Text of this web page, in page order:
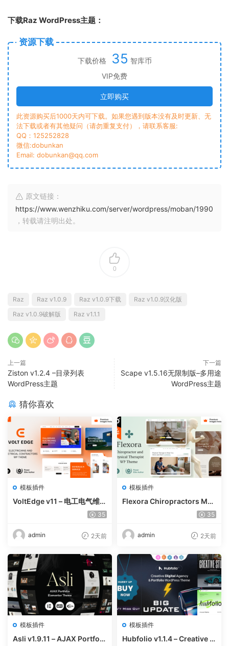
下载Raz WordPress主题：
资源下载
下载价格 35 智库币
VIP免费
立即购买
此资源购买后1000天内可下载。如果您遇到版本没有及时更新、无
法下载或者有其他疑问（请勿重复支付），请联系客服:
QQ：125252828
微信:dobunkan
Email: dobunkan@qq.com
原文链接：
https://www.wenzhiku.com/server/wordpress/moban/1990
，转载请注明出处。
0
Raz Raz v1.0.9 Raz v1.0.9下载
Raz v1.0.9汉化版
Raz v1.0.9破解版
Raz v1.1.1
上一篇
Ziston v1.2.4 –目录列表
WordPress主题
下一篇
Scape v1.5.16无限制版–多用途
WordPress主题
猜你喜欢
模板插件
VoltEdge v11 – 电工电气维修
35
admin 2天前
模板插件
Flexora Chiropractors Mes
sage and Physical Therapi
35
admin 2天前
模板插件
Asli v1.9.11 – AJAX Portfoli
模板插件
Hubfolio v1.1.4 – Creative P